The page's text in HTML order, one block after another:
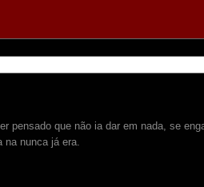
pensado que não ia dar em nada, se
nunca já era.